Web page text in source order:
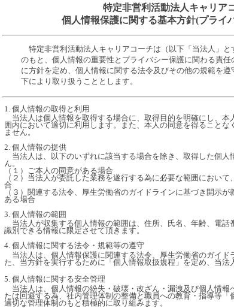
特定非営利活動法人キャリア
個人情報保護に関する基本方針(プライ
特定非営利活動法人キャリアコーチは（以下「当法人」と
のもと、個人情報の重要性とプライバシー保護に関わる責任
に方針を定め、個人情報に関する法令及びその他の規範を
下により取り扱うこととします。
1. 個人情報の取得と利用
当法人は個人情報を取得する場合に、取得目的を明確にし、本
囲内において適切に利用します。また、本人の同意を得ることな
ません。
2. 個人情報の提供
当法人は、以下のいずれに該当する場合を除き、取得した個人
ん。
（１）ご本人の同意がある場合
（２）当法人が委託した業務を遂行する為に必要な範囲におい
合
（３）関連する法令、厚生労働省のガイドラインに基づき開示
ある場合
3. 個人情報の範囲
当法人が収集する個人情報の範囲は、住所、氏名、年齢、電話
識別できる情報に限定させて頂きます。
4. 個人情報に関する法令・規範等の遵守
当法人は、個人情報保護に関連する法令、厚生労働省のガイド
た、当方針を実行するために「個人情報取扱規程」を定め、当法
5. 個人情報に関する安全管理
当法人は、個人情報の紛失・破壊・改ざん・漏洩及び個人情報
たは回避する為、社内管理体制の整備と職員への教育・指導等「
適切な管理体制のもと積極的に取り組みます。